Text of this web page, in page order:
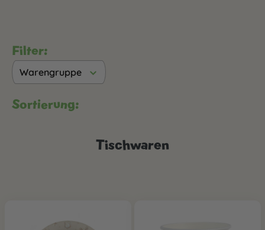
Filter:
Warengruppe
Sortierung:
Tischwaren